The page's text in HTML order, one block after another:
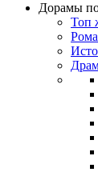
Дорамы
Топ